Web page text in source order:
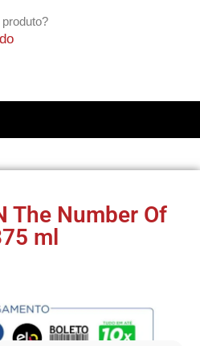
The Number Of
ml